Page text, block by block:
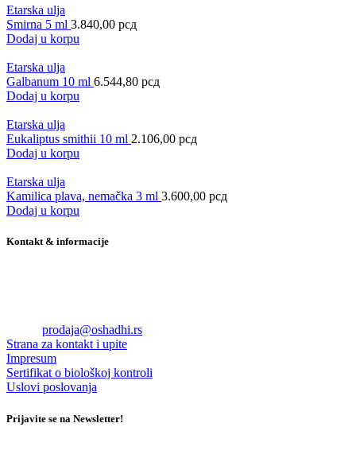
Etarska ulja
Smirna 5 ml 3.840,00 рсд
Dodaj u korpu
Etarska ulja
Galbanum 10 ml 6.544,80 рсд
Dodaj u korpu
Etarska ulja
Eukaliptus smithii 10 ml 2.106,00 рсд
Dodaj u korpu
Etarska ulja
Kamilica plava, nemačka 3 ml 3.600,00 рсд
Dodaj u korpu
Kontakt & informacije
prodaja@oshadhi.rs
Strana za kontakt i upite
Impresum
Sertifikat o biološkoj kontroli
Uslovi poslovanja
Prijavite se na Newsletter!